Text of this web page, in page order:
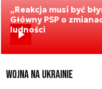
„Reakcja musi być
Główny PSP o
ludności
Wojna na Ukrainie